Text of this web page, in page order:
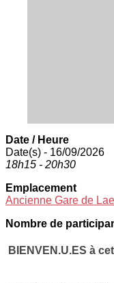
Date / Heure
Date(s) - 16/09/2026
18h15 - 20h30
Emplacement
Ancienne Gare de
Nombre de
BIENVEN.U.ES à